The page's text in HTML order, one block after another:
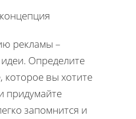
рекламы –
Определите
вы хотите
придумайте
запомнится и